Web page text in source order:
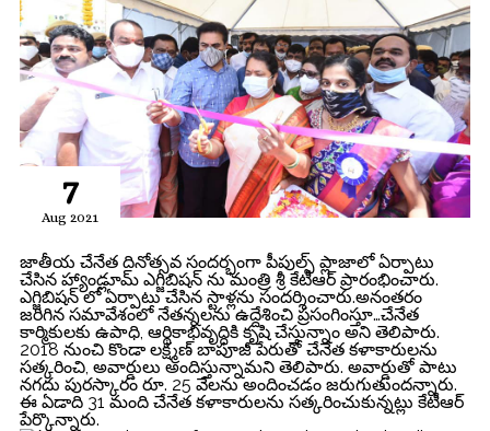
7
Aug 2021
జాతీయ చేనేత దినోత్సవ సందర్భంగా పీపుల్స్ ప్లాజాలో ఏర్పాటు
చేసిన హ్యాండ్లూమ్ ఎగ్జిబిషన్ ను మంత్రి శ్రీ కేటీఆర్ ప్రారంభించారు.
ఎగ్జిబిషన్ లో ఏర్పాటు చేసిన స్టాళ్లను సందర్శించారు.అనంతరం
జరిగిన సమావేశంలో నేతన్నలను ఉద్దేశించి ప్రసంగింస్తూ…చేనేత
కార్మికుల‌కు ఉపాధి, ఆర్థికాభివృద్ధికి కృషి చేస్తున్నాం అని తెలిపారు.
2018 నుంచి కొండా లక్ష్మణ్ బాపూజీ పేరుతో చేనేత‌ క‌ళాకారుల‌ను
స‌త్క‌రించి, అవార్డులు అందిస్తున్నామ‌ని తెలిపారు. అవార్డుతో పాటు
న‌గ‌దు పుర‌స్కారం రూ. 25 వేల‌ను అందించ‌డం జ‌రుగుతుంద‌న్నారు.
ఈ ఏడాది 31 మంది చేనేత‌ క‌ళాకారుల‌ను స‌త్క‌రించుకున్న‌ట్లు కేటీఆర్
పేర్కొన్నారు.